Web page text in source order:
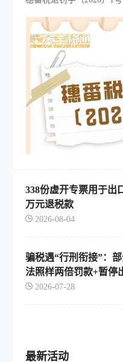
338份虚开专票用于出
万元退税款
2026-08-04
骗税遇“行刑衔接”：
法照样两倍罚款+暂停
2026-07-28
最新活动